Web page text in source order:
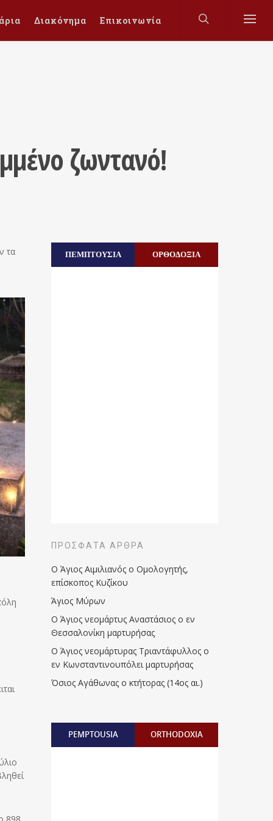
Διακόνημα Επικοινωνία
ζωντανό!
τα
898
ΠΕΜΠΤΟΥΣΙΑ ΟΡΘΟΔΟΞΙΑ
ΠΡΌΣΦΑΤΑ ΆΡΘΡΑ
Ο Άγιος Αιμιλιανός ο Ομολογητής,
επίσκοπος Κυζίκου
Άγιος Μύρων
Ο Άγιος νεομάρτυς Αναστάσιος ο εν
Θεσσαλονίκη μαρτυρήσας
Ο Άγιος νεομάρτυρας Τριαντάφυλλος ο
εν Κωνσταντινουπόλει μαρτυρήσας
Όσιος Αγάθωνας ο κτήτορας (14ος αι.)
PEMPTOUSIA ORTHODOXIA